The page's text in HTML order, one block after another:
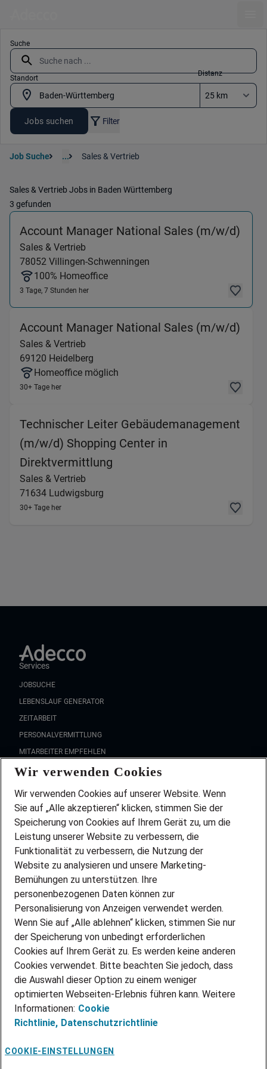
Suche
Standort
Distanz
Jobs suchen Filter
Job Suche ... Sales & Vertrieb
Sales & Vertrieb Jobs in Baden Württemberg
3 gefunden
Account Manager National Sales (m/w/d)
Sales & Vertrieb
78052 Villingen-Schwenningen
100% Homeoffice
3 Tage, 7 Stunden her
Account Manager National Sales (m/w/d)
Sales & Vertrieb
69120 Heidelberg
Homeoffice möglich
30+ Tage her
Technischer Leiter Gebäudemanagement
(m/w/d) Shopping Center in
Direktvermittlung
Sales & Vertrieb
71634 Ludwigsburg
30+ Tage her
Services
JOBSUCHE
LEBENSLAUF GENERATOR
ZEITARBEIT
PERSONALVERMITTLUNG
MITARBEITER EMPFEHLEN
FAQ
Wir stellen ein!
DEINE BERUFSGRUPPE
DEINE LEBENSSITUATION
PARTNERSHIP WITH AIRBUS
INITIATIV BEWERBEN
ÜBER UNS
STANDORTE
BLOG
PRESSE
KONTAKT
@Adecco 2026
IMPRESSUM
DATENSCHUTZ
NUTZUNGSBEDINGUNGEN
COOKIE-RICHTLINIEN
Wir verwenden Cookies
Wir verwenden Cookies auf unserer Website. Wenn
Sie auf „Alle akzeptieren“ klicken, stimmen Sie der
Speicherung von Cookies auf Ihrem Gerät zu, um die
Leistung unserer Website zu verbessern, die
Funktionalität zu verbessern, die Nutzung der
Website zu analysieren und unsere Marketing-
Bemühungen zu unterstützen. Ihre
personenbezogenen Daten können zur
Personalisierung von Anzeigen verwendet werden.
Wenn Sie auf „Alle ablehnen“ klicken, stimmen Sie nur
der Speicherung von unbedingt erforderlichen
Cookies auf Ihrem Gerät zu. Es werden keine anderen
Cookies verwendet. Bitte beachten Sie jedoch, dass
die Auswahl dieser Option zu einem weniger
optimierten Webseiten-Erlebnis führen kann. Weitere
Informationen: Cookie
Richtlinie, Datenschutzrichtlinie
COOKIE-EINSTELLUNGEN